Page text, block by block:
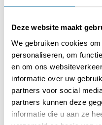
Deze website maakt
We gebruiken cookies
personaliseren, om
en om ons
informatie over uw
partners voor social
partners kunnen deze
informatie die u aan ze
aan markt. Voldoende
ongeveer 1.200 m²
m², 200 m² en een van
tal zitplaatsen. Verder
berging- en
Woonst bestaande uit
slaapkamers, 2
apart café - taverne op
en volledig zelfstandig